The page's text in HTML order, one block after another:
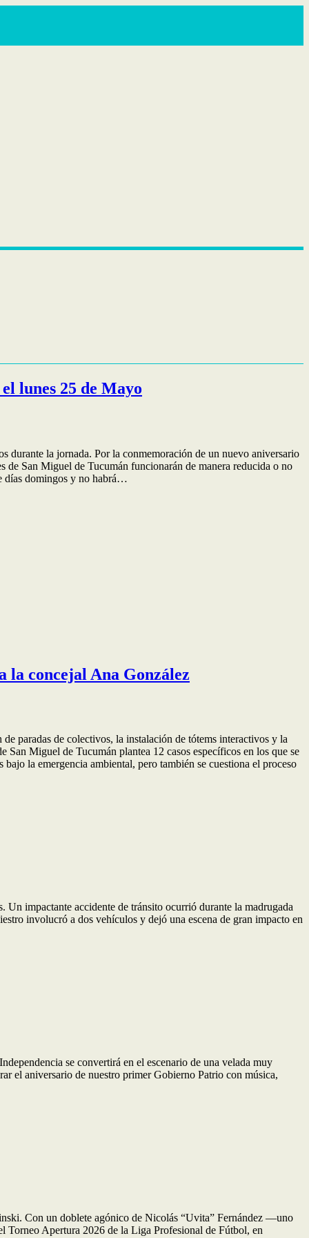
lunes 25 de Mayo
la jornada. Por la conmemoración de un nuevo aniversario
San Miguel de Tucumán funcionarán de manera reducida o no
días domingos y no habrá…
la concejal Ana González
paradas de colectivos, la instalación de tótems interactivos y la
Miguel de Tucumán plantea 12 casos específicos en los que se
la emergencia ambiental, pero también se cuestiona el proceso
impactante accidente de tránsito ocurrió durante la madrugada
involucró a dos vehículos y dejó una escena de gran impacto en
se convertirá en el escenario de una velada muy
el aniversario de nuestro primer Gobierno Patrio con música,
Con un doblete agónico de Nicolás “Uvita” Fernández —uno
Apertura 2026 de la Liga Profesional de Fútbol, en